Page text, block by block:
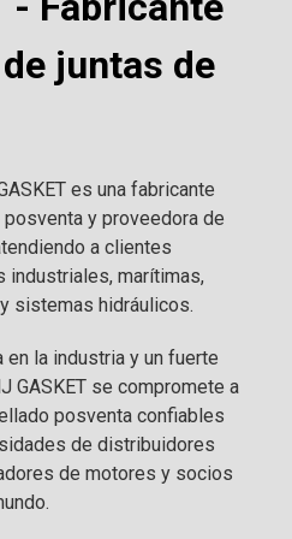
juntas de
es una fabricante
y proveedora de
a clientes
industriales, marítimas,
sistemas hidráulicos.
la industria y un fuerte
GASKET se compromete a
posventa confiables
de distribuidores
de motores y socios